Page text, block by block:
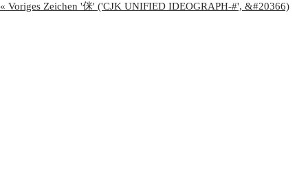
« Voriges Zeichen '侎' ('CJK UNIFIED IDEOGRAPH-#', &#20366)